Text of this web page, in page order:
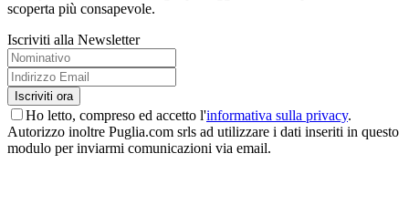
scoperta più consapevole.
Iscriviti alla Newsletter
Ho letto, compreso ed accetto l'informativa sulla privacy.
Autorizzo inoltre Puglia.com srls ad utilizzare i dati inseriti in questo
modulo per inviarmi comunicazioni via email.